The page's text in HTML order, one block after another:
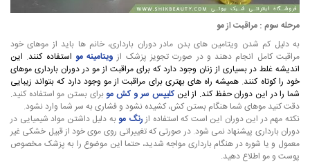
مرحله سوم : مراقبت از مو
به دلیل کم شدن ویتامین های بدن مادر دوران بارداری، خانم ها باید از موهای خود
مراقبت کامل انجام دهند و در صورت تجویز پزشک از ویتامینه مو استفاده کنند. این
اندیشه غلط در بسیاری از زنان وجود دارد که برای مراقبت از مو در دوران بارداری موهای
خود را کوتاه کنند. همیشه راه های بهتری برای مراقبت از مو وجود دارد که بتواند زیبایی
شما را در این دوران حفظ کند. از این کلیپس سر و کش مو برای بستن مو استفاده کنید.
دقت کنید موهای شما هنگام بستن کش، کشیده نشود و فشاری به سر شما وارد نشود.
نکته مهم در این دوران این است که استفاده از رنگ مو به دلیل داشتن مواد شیمیایی در
دوران بارداری پیشنهاد نمی شود. در صورتی که تغییراتی روی موی خود از قبیل خشکی غیر
معمول و یا شوره در هنگام بارداری مواجه شدید، حتما این موضوع را به پزشک مخصوص
پوست و مو اطلاع دهید.